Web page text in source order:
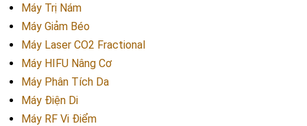
Máy Trị Nám
Máy Giảm Béo
Máy Laser CO2 Fractional
Máy HIFU Nâng Cơ
Máy Phân Tích Da
Máy Điện Di
Máy RF Vi Điểm